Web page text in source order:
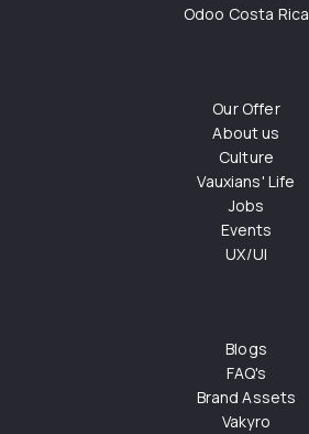
Odoo Costa Rica
Our Offer
About us
Culture
Vauxians' Life
Jobs
Events
UX/UI
Blogs
FAQ's
Brand Assets
Vakyro